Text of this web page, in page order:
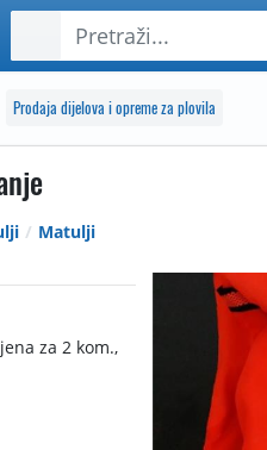
Prodaja dijelova i opreme za plovila
Matulji
za 2 kom.,